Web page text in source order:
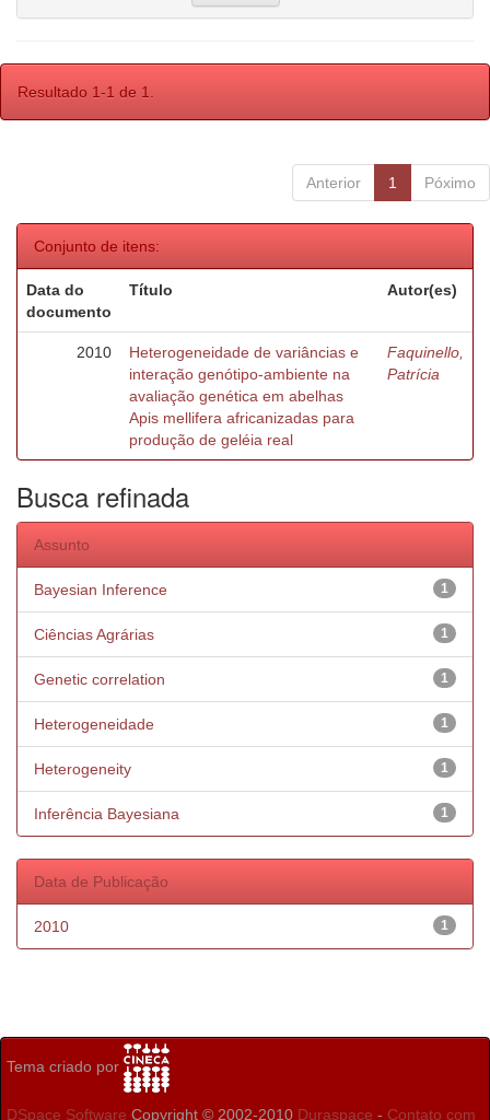
Resultado 1-1 de 1.
Anterior 1 Póximo
Conjunto de itens:
Data do
documento
Título Autor(es)
2010
Heterogeneidade de variâncias e
interação genótipo-ambiente na
avaliação genética em abelhas
Apis mellifera africanizadas para
produção de geléia real
Faquinello,
Patrícia
Busca refinada
Assunto
1
Bayesian Inference
1
Ciências Agrárias
1
Genetic correlation
1
Heterogeneidade
1
Heterogeneity
1
Inferência Bayesiana
Data de Publicação
1
2010
Tema criado por
DSpace Software Copyright © 2002-2010 Duraspace - Contato com